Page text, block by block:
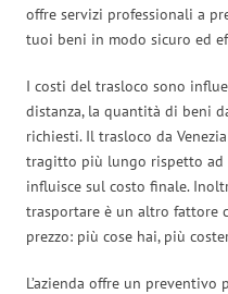
offre servizi professionali a
tuoi beni in modo sicuro ed
I costi del trasloco sono
distanza, la quantità di beni
richiesti. Il trasloco da
tragitto più lungo rispetto ad
influisce sul costo finale.
trasportare è un altro fattore
prezzo: più cose hai, più
L’azienda offre un